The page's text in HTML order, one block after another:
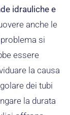
idrauliche e
anche le
si
essere
la causa
dei tubi
la durata